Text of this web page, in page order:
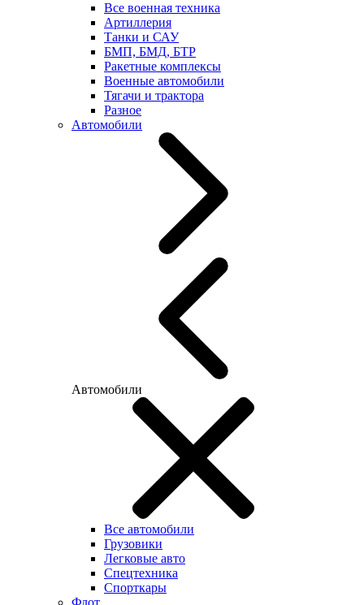
Все военная техника
Артиллерия
Танки и САУ
БМП, БМД, БТР
Ракетные комплексы
Военные автомобили
Тягачи и трактора
Разное
Автомобили
Автомобили
Все автомобили
Грузовики
Легковые авто
Спецтехника
Спорткары
Флот